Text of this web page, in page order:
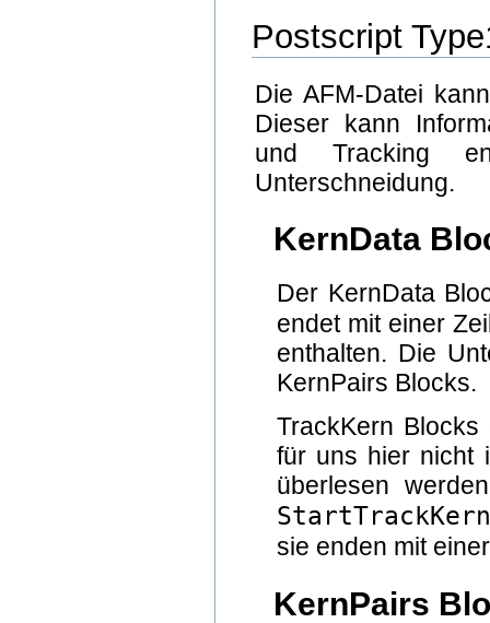
Postscript
Die AFM-Datei
Dieser kann
und Tracking
Unterschneidung.
KernData
Der KernData
endet mit einer
enthalten. Die
KernPairs Blocks.
TrackKern Blocks
für uns hier nicht
überlesen
sie enden mit
KernPairs